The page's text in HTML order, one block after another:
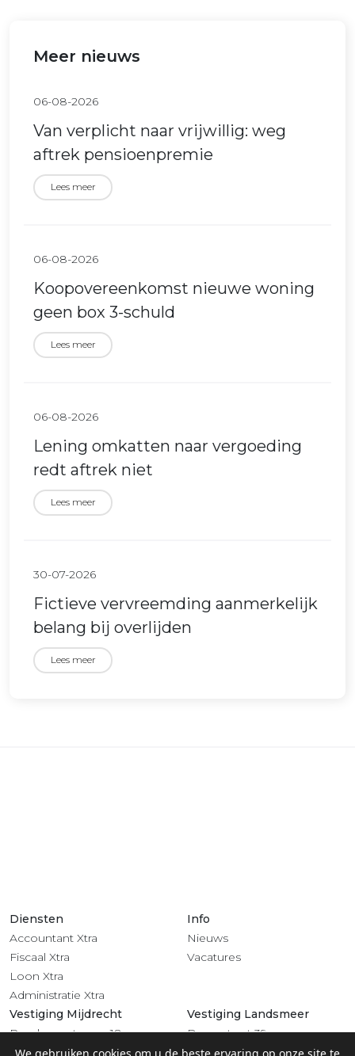
Meer nieuws
06-08-2026
Van verplicht naar vrijwillig: weg
aftrek pensioenpremie
Lees meer
06-08-2026
Koopovereenkomst nieuwe woning
geen box 3-schuld
Lees meer
06-08-2026
Lening omkatten naar vergoeding
redt aftrek niet
Lees meer
30-07-2026
Fictieve vervreemding aanmerkelijk
belang bij overlijden
Lees meer
Diensten
Accountant Xtra
Fiscaal Xtra
Loon Xtra
Administratie Xtra
Info
Nieuws
Vacatures
Vestiging Mijdrecht
Rendementsweg 18
3641 SL Mijdrecht
Vestiging Landsmeer
Dorpsstraat 39
1121 BV Landsmeer